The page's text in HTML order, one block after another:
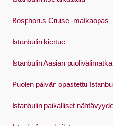
Bosphorus Cruise -matkaopas
Istanbulin kiertue
Istanbulin Aasian puolivälimatka
Puolen päivän opastettu
Istanbulin paikalliset